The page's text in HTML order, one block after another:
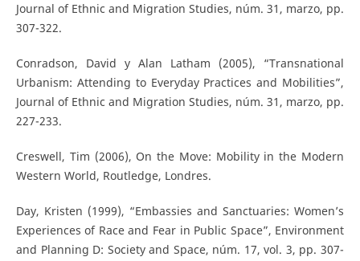
Journal of Ethnic and Migration Studies, núm. 31, marzo, pp.
307-322.
Conradson, David y Alan Latham (2005), “Transnational
Urbanism: Attending to Everyday Practices and Mobilities”,
Journal of Ethnic and Migration Studies, núm. 31, marzo, pp.
227-233.
Creswell, Tim (2006), On the Move: Mobility in the Modern
Western World, Routledge, Londres.
Day, Kristen (1999), “Embassies and Sanctuaries: Women’s
Experiences of Race and Fear in Public Space”, Environment
and Planning D: Society and Space, núm. 17, vol. 3, pp. 307-